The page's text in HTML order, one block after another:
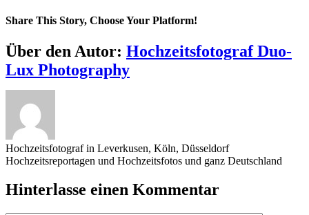
Share This Story, Choose Your Platform!
Sharing_facebook
Sharing_twitter
Sharing_reddit
Über den Autor: Hochzeitsfotograf Duo-
Lux Photography
Hochzeitsfotograf in Leverkusen, Köln, Düsseldorf
Hochzeitsreportagen und Hochzeitsfotos und ganz Deutschland
Hinterlasse einen Kommentar